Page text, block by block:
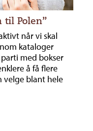
til Polen”
når vi skal
kataloger
med bokser
å få flere
velge blant hele